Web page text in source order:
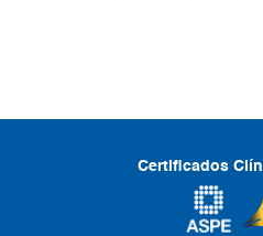
Certificados